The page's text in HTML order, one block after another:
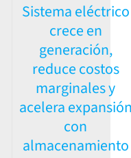
Sistema eléctrico
crece en
generación,
reduce costos
marginales y
acelera
con
almacenamiento